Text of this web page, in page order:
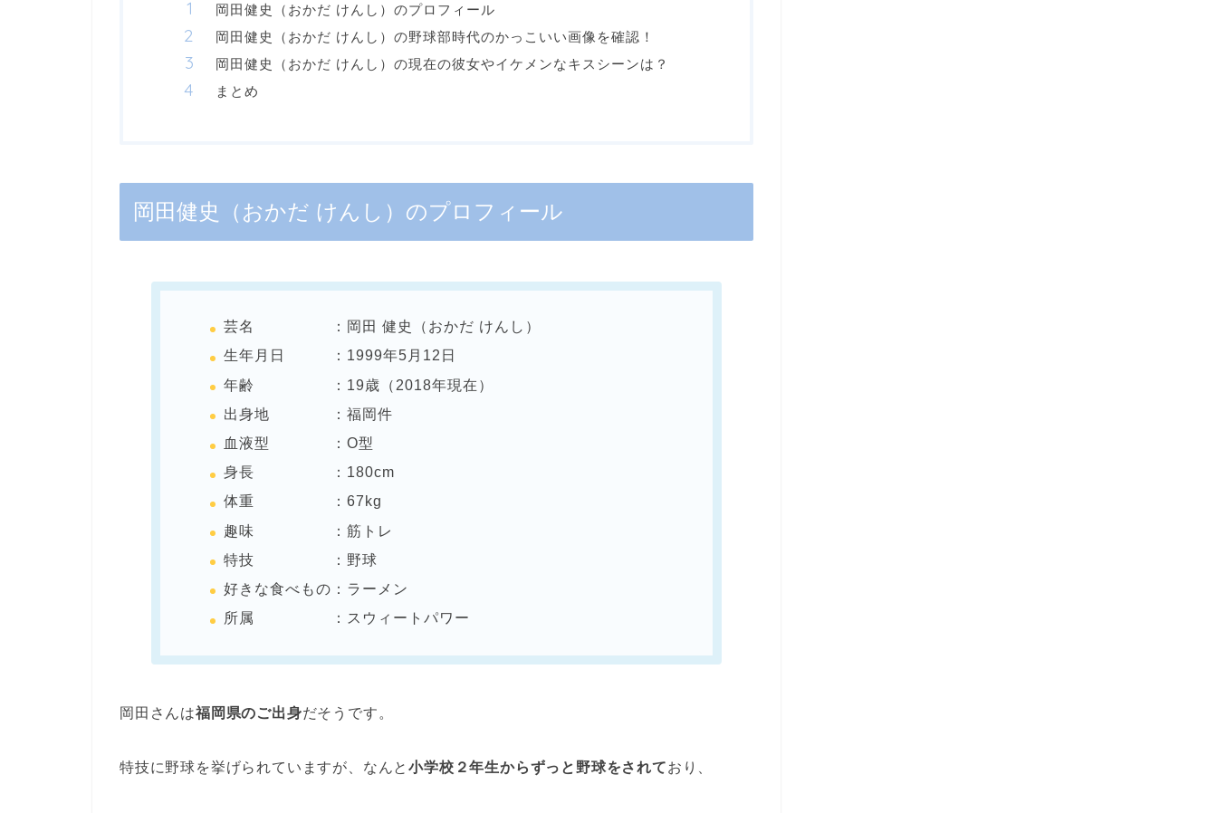
岡田健史（おかだ けんし）のプロフィール
岡田健史（おかだ けんし）の野球部時代のかっこいい画像を確認！
岡田健史（おかだ けんし）の現在の彼女やイケメンなキスシーンは？
まとめ
岡田健史（おかだ けんし）のプロフィール
芸名 ：岡田 健史（おかだ けんし）
生年月日 ：1999年5月12日
年齢 ：19歳（2018年現在）
出身地 ：福岡件
血液型 ：O型
身長 ：180cm
体重 ：67kg
趣味 ：筋トレ
特技 ：野球
好きな食べもの：ラーメン
所属 ：スウィートパワー
岡田さんは福岡県のご出身だそうです。
特技に野球を挙げられていますが、なんと小学校２年生からずっと野球をされており、